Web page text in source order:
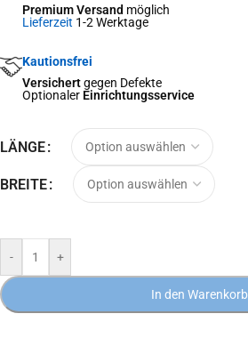
Premium Versand möglich
Lieferzeit 1-2 Werktage
Kautionsfrei
Versichertgegen Defekte
Optionaler Einrichtungsservice
LÄNGE
BREITE
- +
In den Warenkorb